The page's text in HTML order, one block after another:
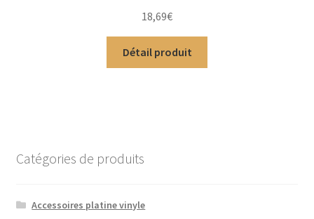
5
18,69€
Détail produit
Catégories de produits
Accessoires platine vinyle